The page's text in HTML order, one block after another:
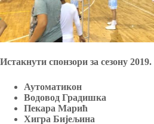
Истакнути спонзори за сезону 2019.
Аутоматикон
Водовод Градишка
Пекара Марић
Хигра Бијељина